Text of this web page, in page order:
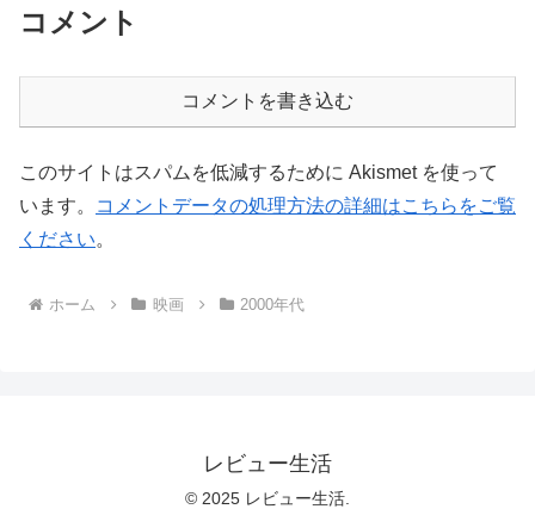
コメント
コメントを書き込む
このサイトはスパムを低減するために Akismet を使って
います。
コメントデータの処理方法の詳細はこちらをご覧
ください。
ホーム 映画 2000年代
レビュー生活
© 2025 レビュー生活.